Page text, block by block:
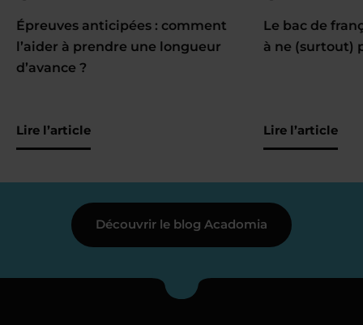
Épreuves anticipées : comment
l’aider à prendre une longueur
d’avance ?
Lire l’article
Le bac de
à ne (surtout)
Lire l’article
Découvrir le blog Acadomia